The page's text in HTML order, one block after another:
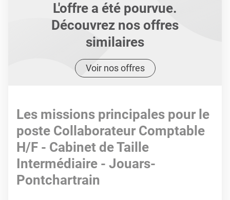
L'offre a été pourvue.
Découvrez nos offres
similaires
Voir nos offres
Les missions principales pour le
poste Collaborateur Comptable
H/F - Cabinet de Taille
Intermédiaire - Jouars-
Pontchartrain